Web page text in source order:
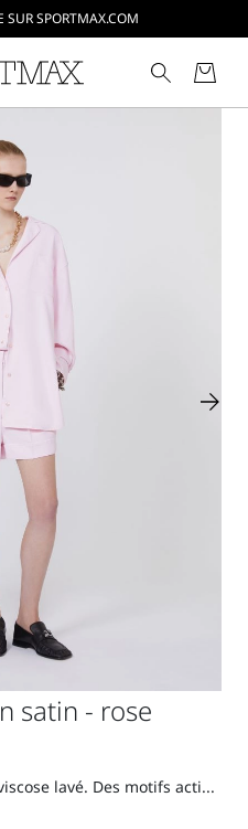
SUR SPORTMAX.COM
satin - rose
lavé. Des motifs acti...